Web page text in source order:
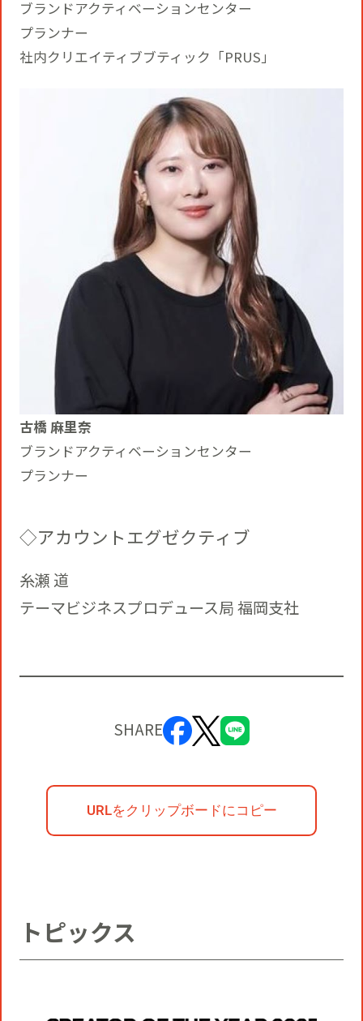
ブランドアクティベーションセンター
プランナー
社内クリエイティブブティック「PRUS」
古橋 麻里奈
ブランドアクティベーションセンター
プランナー
◇アカウントエグゼクティブ
糸瀬 道
テーマビジネスプロデュース局 福岡支社
SHARE
URLをクリップボードにコピー
トピックス